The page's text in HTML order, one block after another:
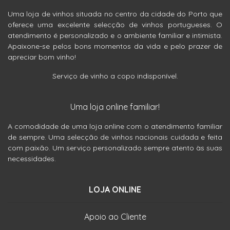
Uma loja de vinhos situada no centro da cidade do Porto que
oferece uma excelente selecção de vinhos portugueses. O
atendimento é personalizado e o ambiente familiar e intimista.
Apaixone-se pelos bons momentos da vida e pelo prazer de
apreciar bom vinho!
Serviço de vinho a copo indisponível.
Uma loja online familiar!
A comodidade de uma loja online com o atendimento familiar
de sempre. Uma selecção de vinhos nacionais cuidada e feita
com paixão. Um serviço personalizado sempre atento às suas
necessidades.
LOJA ONLINE
Apoio ao Cliente